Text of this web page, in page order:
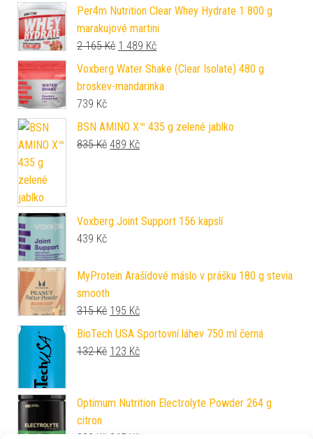
Per4m Nutrition Clear Whey Hydrate 1 800 g
marakujové martini
2 165Kč Původní cena byla: 2 165 Kč.
1 489 KčAktuální cena je: 1 489 Kč.
Voxberg Water Shake (Clear Isolate) 480 g
broskev-mandarinka
739 Kč
BSN AMINO X™ 435 g zelené jablko
835Kč Původní cena byla: 835 Kč.
489 KčAktuální cena je: 489 Kč.
Voxberg Joint Support 156 kapslí
439 Kč
MyProtein Arašídové máslo v prášku 180 g stevia
smooth
315Kč Původní cena byla: 315 Kč.
195 KčAktuální cena je: 195 Kč.
BioTech USA Sportovní láhev 750 ml černá
132Kč Původní cena byla: 132 Kč.
123 KčAktuální cena je: 123 Kč.
Optimum Nutrition Electrolyte Powder 264 g
citron